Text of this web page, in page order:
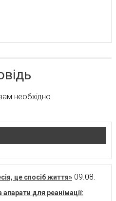
необхідно
це спосіб життя» 09.08.
апарати для реанімації: